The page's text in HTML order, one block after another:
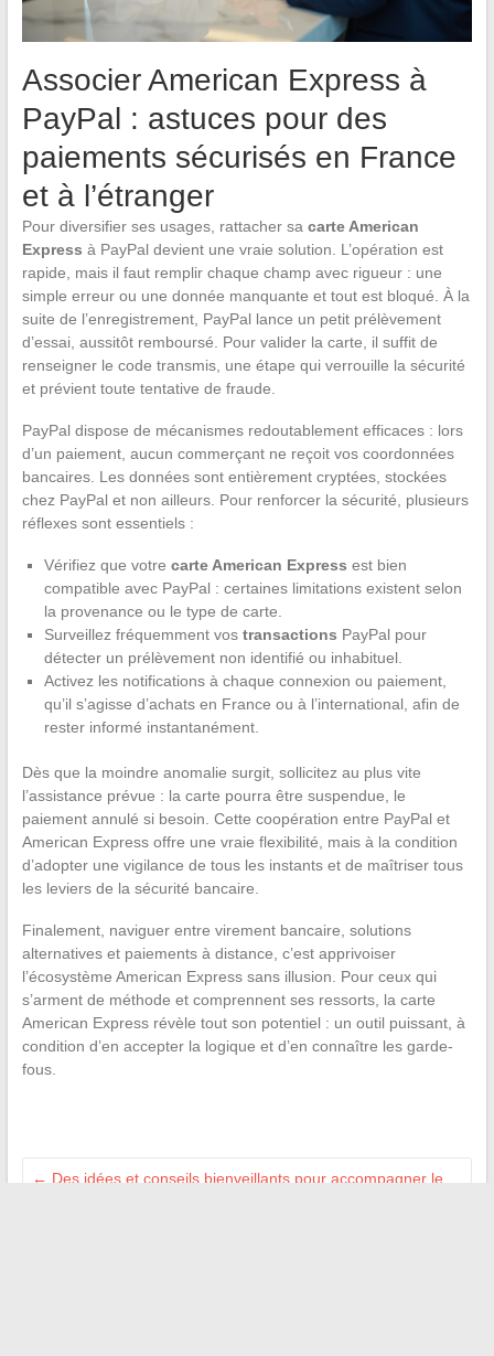
Associer American Express à
PayPal : astuces pour des
paiements sécurisés en France
et à l’étranger
Pour diversifier ses usages, rattacher sa carte American
Express à PayPal devient une vraie solution. L’opération est
rapide, mais il faut remplir chaque champ avec rigueur : une
simple erreur ou une donnée manquante et tout est bloqué. À la
suite de l’enregistrement, PayPal lance un petit prélèvement
d’essai, aussitôt remboursé. Pour valider la carte, il suffit de
renseigner le code transmis, une étape qui verrouille la sécurité
et prévient toute tentative de fraude.
PayPal dispose de mécanismes redoutablement efficaces : lors
d’un paiement, aucun commerçant ne reçoit vos coordonnées
bancaires. Les données sont entièrement cryptées, stockées
chez PayPal et non ailleurs. Pour renforcer la sécurité, plusieurs
réflexes sont essentiels :
Vérifiez que votre carte American Express est bien
compatible avec PayPal : certaines limitations existent selon
la provenance ou le type de carte.
Surveillez fréquemment vos transactions PayPal pour
détecter un prélèvement non identifié ou inhabituel.
Activez les notifications à chaque connexion ou paiement,
qu’il s’agisse d’achats en France ou à l’international, afin de
rester informé instantanément.
Dès que la moindre anomalie surgit, sollicitez au plus vite
l’assistance prévue : la carte pourra être suspendue, le
paiement annulé si besoin. Cette coopération entre PayPal et
American Express offre une vraie flexibilité, mais à la condition
d’adopter une vigilance de tous les instants et de maîtriser tous
les leviers de la sécurité bancaire.
Finalement, naviguer entre virement bancaire, solutions
alternatives et paiements à distance, c’est apprivoiser
l’écosystème American Express sans illusion. Pour ceux qui
s’arment de méthode et comprennent ses ressorts, la carte
American Express révèle tout son potentiel : un outil puissant, à
condition d’en accepter la logique et d’en connaître les garde-
fous.
← Des idées et conseils bienveillants pour accompagner le